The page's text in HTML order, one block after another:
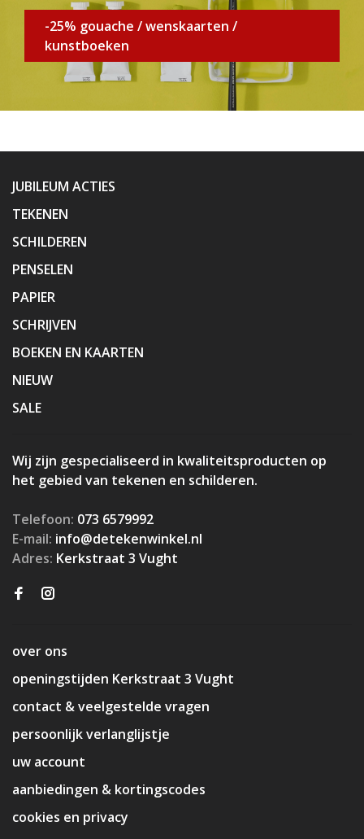
-25% gouache / wenskaarten /
kunstboeken
JUBILEUM ACTIES
TEKENEN
SCHILDEREN
PENSELEN
PAPIER
SCHRIJVEN
BOEKEN EN KAARTEN
NIEUW
SALE
Wij zijn gespecialiseerd in kwaliteitsproducten op
het gebied van tekenen en schilderen.
Telefoon: 073 6579992
E-mail: info@detekenwinkel.nl
Adres: Kerkstraat 3 Vught
over ons
openingstijden Kerkstraat 3 Vught
contact & veelgestelde vragen
persoonlijk verlanglijstje
uw account
aanbiedingen & kortingscodes
cookies en privacy